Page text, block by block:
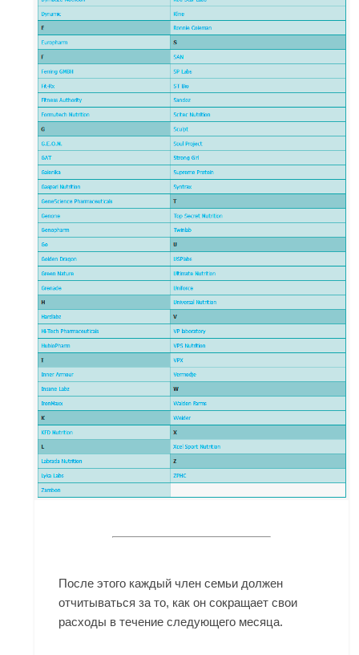
После этого каждый член семьи должен
отчитываться за то, как он сокращает свои
расходы в течение следующего месяца.